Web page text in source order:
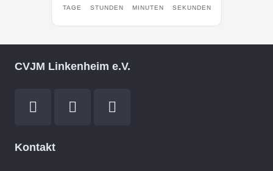
TAGE STUNDEN MINUTEN SEKUNDEN
CVJM Linkenheim e.V.
Kontakt